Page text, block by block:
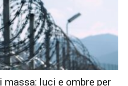
massa: luci e ombre per